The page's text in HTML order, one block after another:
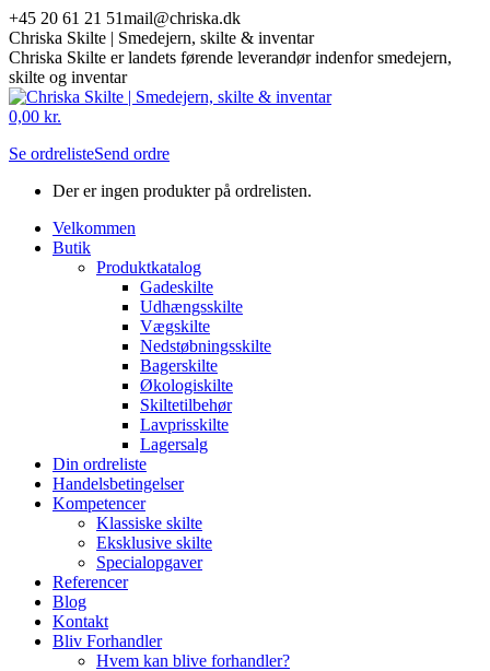
Skip
to
content
+45 20 61 21 51mail@chriska.dk
Chriska Skilte | Smedejern, skilte & inventar
Chriska Skilte er landets førende leverandør indenfor smedejern,
skilte og inventar
Mail
opens
new
Facebook
opens
new
0,00 kr.
Se ordrelisteSend ordre
Der er ingen produkter på ordrelisten.
Velkommen
Butik
Produktkatalog
Gadeskilte
Udhængsskilte
Vægskilte
Nedstøbningsskilte
Bagerskilte
Økologiskilte
Skiltetilbehør
Lavprisskilte
Lagersalg
Din ordreliste
Handelsbetingelser
Kompetencer
Klassiske skilte
Eksklusive skilte
Specialopgaver
Referencer
Blog
Kontakt
Bliv Forhandler
Hvem kan blive forhandler?